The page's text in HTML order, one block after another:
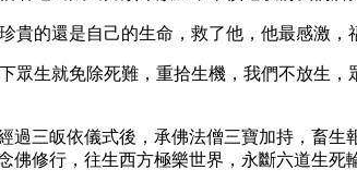
的還是自己的生命，救了他，他最感激，
生就免除死難，重拾生機，我們不放生，
三皈依儀式後，承佛法僧三寶加持，畜生
修行，往生西方極樂世界，永斷六道生死